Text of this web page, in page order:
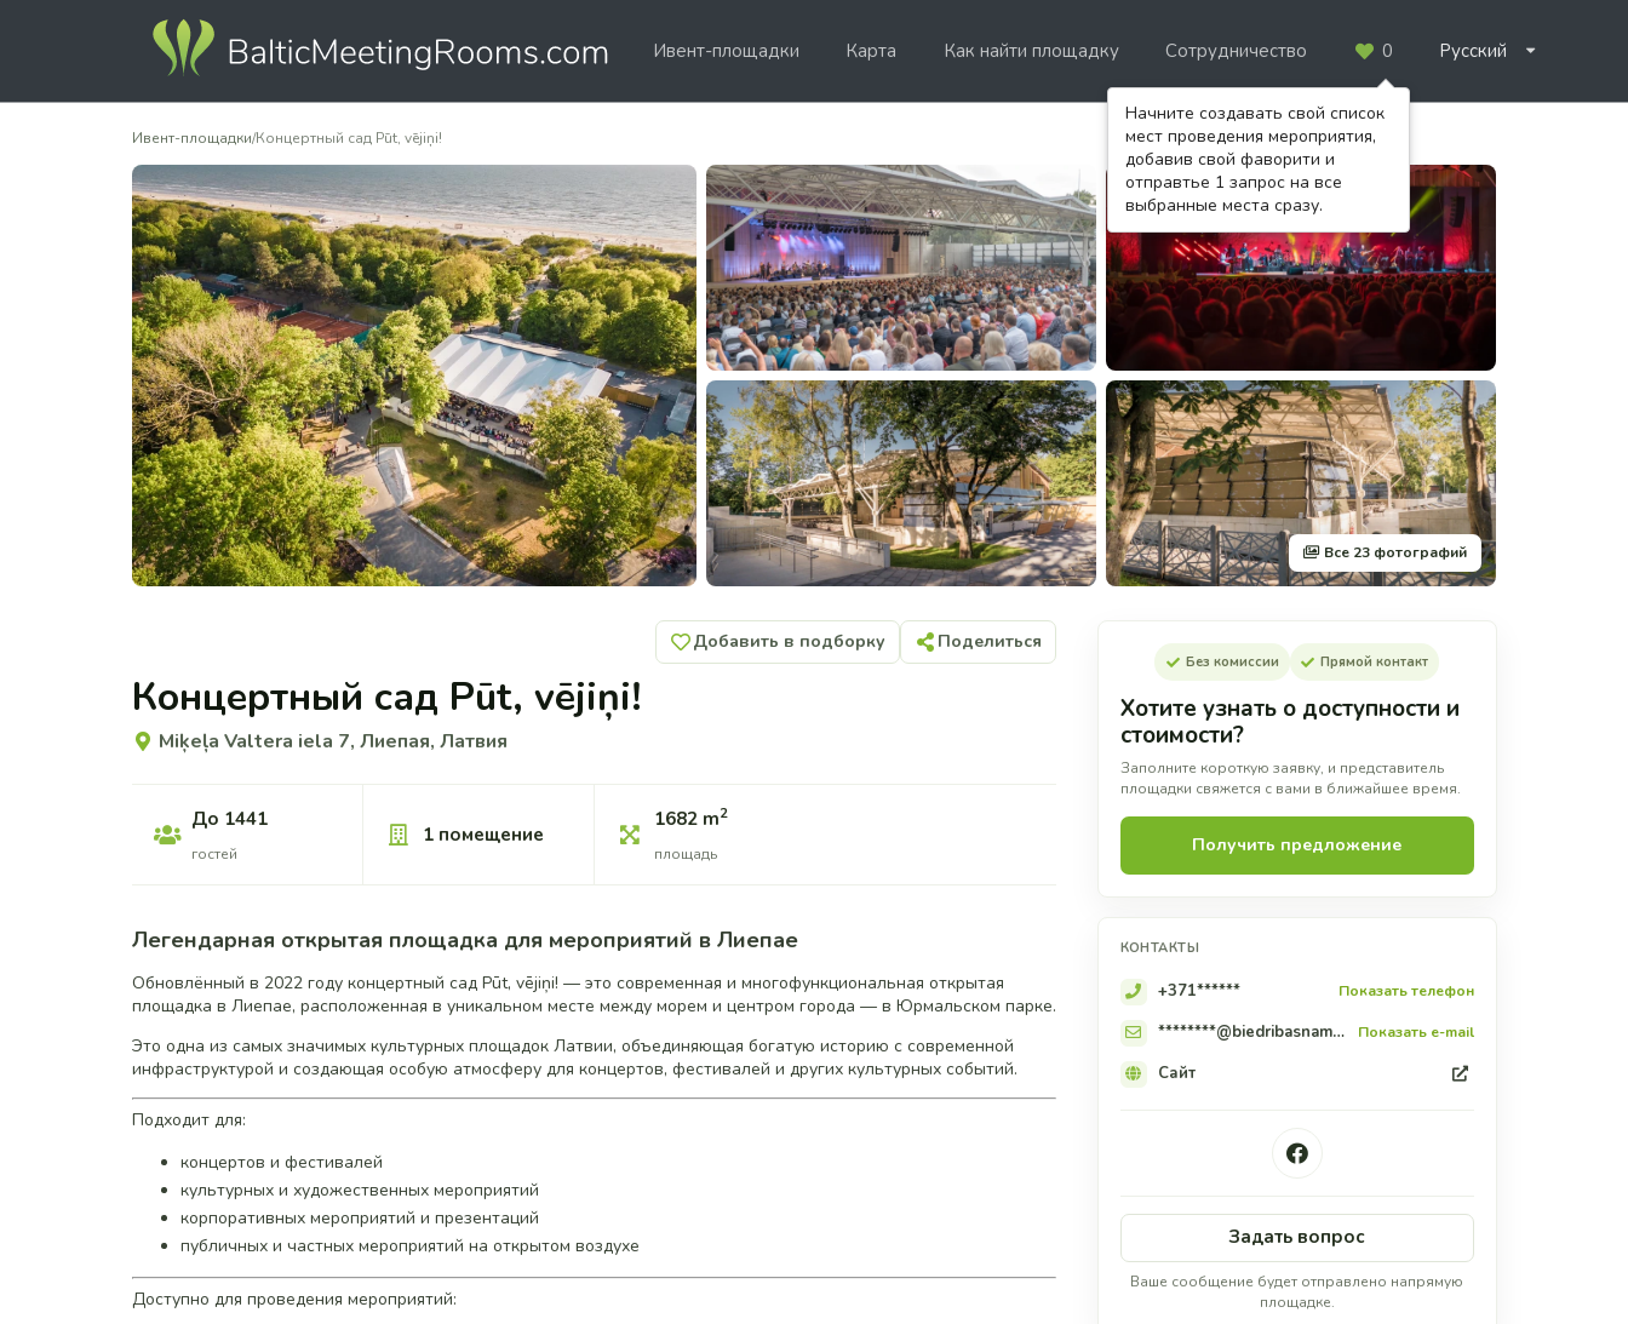
Ивент-площадки Карта Как найти площадку Сотрудничество 0 Русский
Ивент-площадки/Концертный сад Pūt, vējiņi!
Все 23 фотографий
Добавить в подборку Поделиться
Концертный сад Pūt, vējiņi!
Miķeļa Valtera iela 7, Лиепая, Латвия
До 1441
гостей
1 помещение
1682 m2
площадь
Легендарная открытая площадка для мероприятий в Лиепае
Обновлённый в 2022 году концертный сад Pūt, vējiņi! — это современная и многофункциональная открытая
площадка в Лиепае, расположенная в уникальном месте между морем и центром города — в Юрмальском парке.
Это одна из самых значимых культурных площадок Латвии, объединяющая богатую историю с современной
инфраструктурой и создающая особую атмосферу для концертов, фестивалей и других культурных событий.
Подходит для:
концертов и фестивалей
культурных и художественных мероприятий
корпоративных мероприятий и презентаций
публичных и частных мероприятий на открытом воздухе
Доступно для проведения мероприятий:
Без комиссии Прямой контакт
Хотите узнать о доступности и
стоимости?
Заполните короткую заявку, и представитель
площадки свяжется с вами в ближайшее время.
Получить предложение
КОНТАКТЫ
+371****** Показать телефон
********@biedribasnams.lv Показать e-mail
Сайт
Задать вопрос
Ваше сообщение будет отправлено напрямую
площадке.
Начните создавать свой список
мест проведения мероприятия,
добавив свой фаворити и
отправтье 1 запрос на все
выбранные места сразу.